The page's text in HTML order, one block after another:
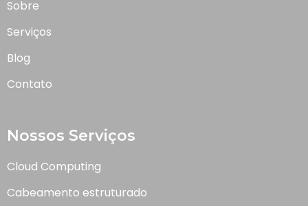
Sobre
Serviços
Blog
Contato
Nossos Serviços
Cloud Computing
Cabeamento estruturado